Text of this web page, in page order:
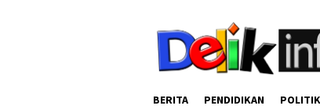
BERITA PENDIDIKAN POLITIK